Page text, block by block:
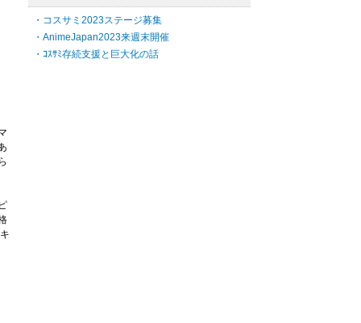
・コスサミ2023ステージ募集
・AnimeJapan2023来週末開催
・ｺｽｻﾐ存続支援と巨大化の話